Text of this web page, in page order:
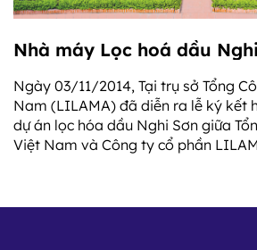
Nhà máy Lọc hoá dầu
Ngày 03/11/2014, Tại trụ sở Tổng
Nam (LILAMA) đã diễn ra lễ ký kết
dự án lọc hóa dầu Nghi Sơn giữa
Việt Nam và Công ty cổ phần